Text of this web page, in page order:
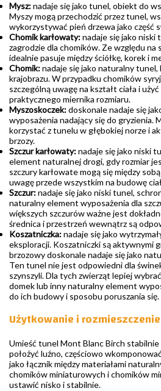
Mysz:nadaje się jako tunel, obiekt do
Myszy mogą przechodzić przez tunel,
wykorzystywać pień drzewa jako część
Chomik karłowaty:nadaje się jako niski
zagrodzie dla chomików. Ze względu na
idealnie pasuje między ściółkę, korek i
Chomik:nadaje się jako naturalny
krajobrazu. W przypadku chomików
szczególną uwagę na kształt ciała i
praktycznego miernika rozmiaru.
Myszoskoczek:doskonale nadaje się
wyposażenia nadający się do gryzienia.
korzystać z tunelu w głębokiej norze i
brzozy.
Szczur karłowaty:nadaje się jako niski
element naturalnej drogi, gdy rozmiar
szczury karłowate mogą się między
uwagę przede wszystkim na budowę
Szczur:nadaje się jako niski tunel,
naturalny element wyposażenia dla
większych szczurów ważne jest
średnica i przestrzeń wewnątrz są
Koszatniczka:nadaje się jako
eksploracji. Koszatniczki są aktywnymi
brzozowy doskonale nadaje się jako
Ten tunel nie jest odpowiedni dla
szynszyli. Dla tych zwierząt lepiej
domek lub inny naturalny element
do ich budowy i sposobu poruszania się.
Użytkowanie i rozmieszczenie
Umieść tunel Mont Blanc Birch
położyć luźno, częściowo
jako łącznik między materiałami
chomików miniaturowych i chomików
ustawić nisko i stabilnie.